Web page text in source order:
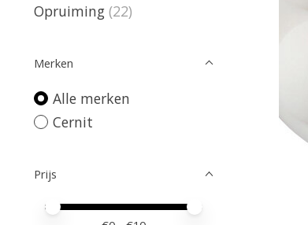
Opruiming (22)
Merken
Alle merken
Cernit
Prijs
Minimale prijswaarde
Price maximum value